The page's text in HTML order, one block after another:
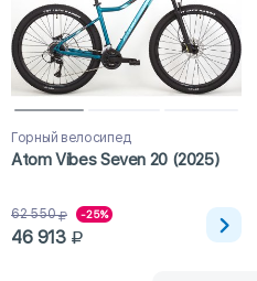
Горный велосипед
Atom Vibes Seven 20 (2025)
62 550 -25%
46 913